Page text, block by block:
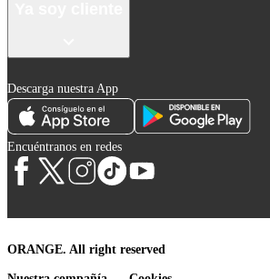
Descarga nuestra App
Encuéntranos en redes
ORANGE. All right reserved